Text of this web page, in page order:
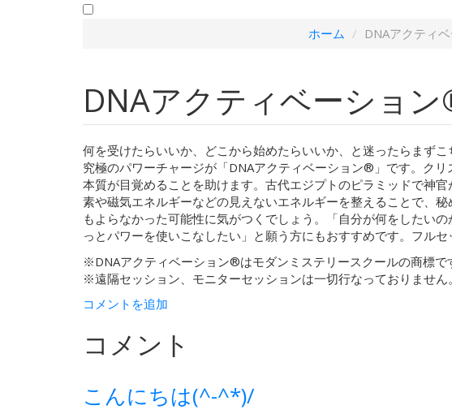
ホーム DNAアクティ
DNAアクティベーショ
何を受けたらいいか、どこから始めたらいいか、と迷ったらまず
究極のパワーチャージが「DNAアクティベーション®︎」です。ク
本質が目覚めることを助けます。古代エジプトのピラミッドで神
素や磁気エネルギーなどの見えないエネルギーを整えることで、
もよらなかった可能性に気がつくでしょう。「自分が何をしたい
っとパワーを使いこなしたい」と願う方にもおすすめです。フル
※DNAアクティベーション®︎はモダンミステリースクールの商標で
※遠隔セッション、モニターセッションは一切行なっておりません
コメントを追加
コメント
こんにちは(^-^*)/